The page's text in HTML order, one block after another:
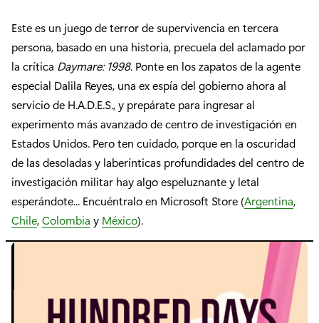
Este es un juego de terror de supervivencia en tercera
persona, basado en una historia, precuela del aclamado por
la crítica Daymare: 1998. Ponte en los zapatos de la agente
especial Dalila Reyes, una ex espía del gobierno ahora al
servicio de H.A.D.E.S., y prepárate para ingresar al
experimento más avanzado de centro de investigación en
Estados Unidos. Pero ten cuidado, porque en la oscuridad
de las desoladas y laberínticas profundidades del centro de
investigación militar hay algo espeluznante y letal
esperándote... Encuéntralo en Microsoft Store (Argentina,
Chile,Colombia y México).